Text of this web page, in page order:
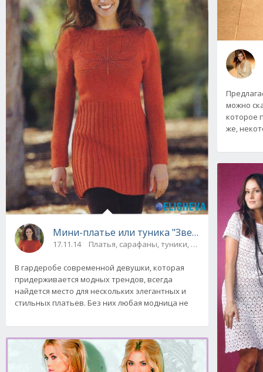
Мини-платье или туника "Звездочка",
17.11.14 Платья, сарафаны, туники, юбки
В гардеробе современной девушки, которая
придерживается модных трендов, всегда
найдется место для нескольких элегантных и
стильных платьев. Без них любая модница не
можно
которое
же,